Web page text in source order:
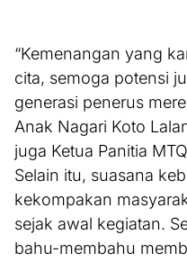
“Kemenangan yang
cita, semoga potensi
generasi penerus
Anak Nagari Koto
juga Ketua Panitia
Selain itu, suasana
kekompakan
sejak awal kegiatan.
bahu-membahu